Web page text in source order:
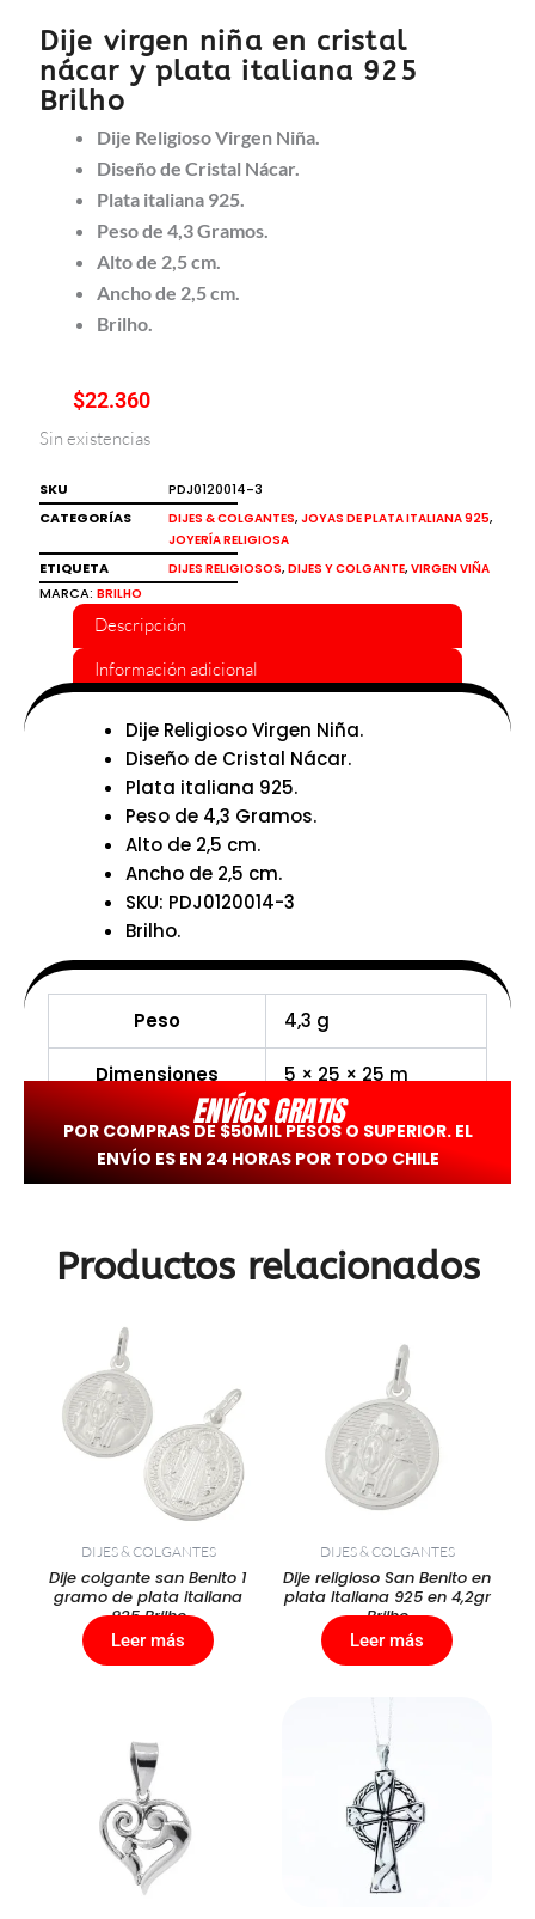
Dije virgen niña en cristal
nácar y plata italiana 925
Brilho
Dije Religioso Virgen Niña.
Diseño de Cristal Nácar.
Plata italiana 925.
Peso de 4,3 Gramos.
Alto de 2,5 cm.
Ancho de 2,5 cm.
Brilho.
$22.360
Sin existencias
SKU
PDJ0120014-3
CATEGORÍAS
DIJES & COLGANTES, JOYAS DE PLATA ITALIANA 925,
JOYERÍA RELIGIOSA
ETIQUETA DIJES RELIGIOSOS, DIJES Y COLGANTE, VIRGEN VIÑA
MARCA: BRILHO
Descripción
Información adicional
Dije Religioso Virgen Niña.
Diseño de Cristal Nácar.
Plata italiana 925.
Peso de 4,3 Gramos.
Alto de 2,5 cm.
Ancho de 2,5 cm.
SKU: PDJ0120014-3
Brilho.
Peso 4,3 g
Dimensiones 5 × 25 × 25 m
ENVÍOS GRATIS
POR COMPRAS DE $50MIL PESOS O SUPERIOR. EL
ENVÍO ES EN 24 HORAS POR TODO CHILE
Productos relacionados
DIJES & COLGANTES
Dije colgante san Benito 1
gramo de plata italiana
925 Brilho
Leer más
DIJES & COLGANTES
Dije religioso San Benito en
plata Italiana 925 en 4,2gr
Brilho
Leer más